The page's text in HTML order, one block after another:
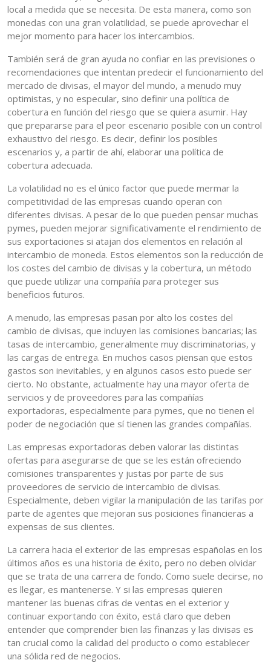
local a medida que se necesita. De esta manera, como son
monedas con una gran volatilidad, se puede aprovechar el
mejor momento para hacer los intercambios.
También será de gran ayuda no confiar en las previsiones o
recomendaciones que intentan predecir el funcionamiento del
mercado de divisas, el mayor del mundo, a menudo muy
optimistas, y no especular, sino definir una política de
cobertura en función del riesgo que se quiera asumir. Hay
que prepararse para el peor escenario posible con un control
exhaustivo del riesgo. Es decir, definir los posibles
escenarios y, a partir de ahí, elaborar una política de
cobertura adecuada.
La volatilidad no es el único factor que puede mermar la
competitividad de las empresas cuando operan con
diferentes divisas. A pesar de lo que pueden pensar muchas
pymes, pueden mejorar significativamente el rendimiento de
sus exportaciones si atajan dos elementos en relación al
intercambio de moneda. Estos elementos son la reducción de
los costes del cambio de divisas y la cobertura, un método
que puede utilizar una compañía para proteger sus
beneficios futuros.
A menudo, las empresas pasan por alto los costes del
cambio de divisas, que incluyen las comisiones bancarias; las
tasas de intercambio, generalmente muy discriminatorias, y
las cargas de entrega. En muchos casos piensan que estos
gastos son inevitables, y en algunos casos esto puede ser
cierto. No obstante, actualmente hay una mayor oferta de
servicios y de proveedores para las compañías
exportadoras, especialmente para pymes, que no tienen el
poder de negociación que sí tienen las grandes compañías.
Las empresas exportadoras deben valorar las distintas
ofertas para asegurarse de que se les están ofreciendo
comisiones transparentes y justas por parte de sus
proveedores de servicio de intercambio de divisas.
Especialmente, deben vigilar la manipulación de las tarifas por
parte de agentes que mejoran sus posiciones financieras a
expensas de sus clientes.
La carrera hacia el exterior de las empresas españolas en los
últimos años es una historia de éxito, pero no deben olvidar
que se trata de una carrera de fondo. Como suele decirse, no
es llegar, es mantenerse. Y si las empresas quieren
mantener las buenas cifras de ventas en el exterior y
continuar exportando con éxito, está claro que deben
entender que comprender bien las finanzas y las divisas es
tan crucial como la calidad del producto o como establecer
una sólida red de negocios.